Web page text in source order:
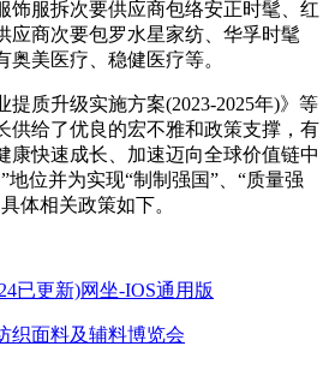
饰服拆次要供应商包络安正时髦、红
应商次要包罗水星家纺、华孚时髦
美医疗、稳健医疗等。
质升级实施方案(2023-2025年)》等
供给了优良的宏不雅和政策支撑，有
康快速成长、加速迈向全球价值链中
地位并为实现“制制强国”、“质量强
体相关政策如下。
已更新)网坐-IOS通用版
织面料及辅料博览会